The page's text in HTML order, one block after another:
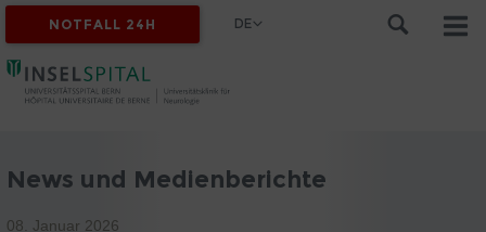
NOTFALL 24H DE
News und Medienberichte
08. Januar 2026